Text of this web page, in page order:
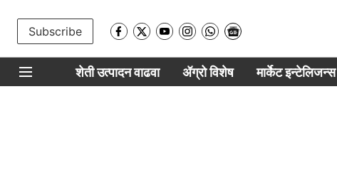
Subscribe
शेती उत्पादन वाढवा ॲग्रो विशेष मार्केट इन्टेलिजन्स